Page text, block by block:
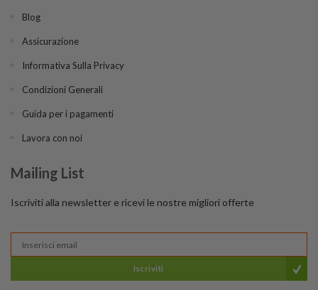
Blog
Assicurazione
Informativa Sulla Privacy
Condizioni Generali
Guida per i pagamenti
Lavora con noi
Mailing List
Iscriviti alla newsletter e ricevi le nostre migliori offerte
Iscriviti